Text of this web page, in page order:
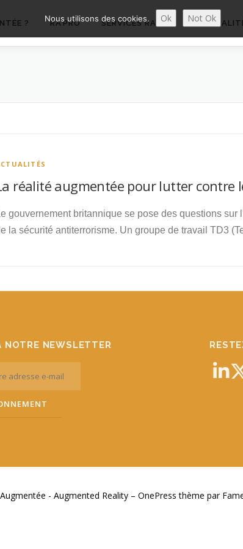
? RA’PRO SERVICES RA’PRO
réalité augmentée pour lutter contre
gouvernement britannique se pose des questions
la sécurité antiterrorisme. Un groupe de travail TD3
NOTRE NEWSLETTER
- Augmented Reality – OnePress thème par
Nous utilisons des cookies. Ok Not Ok